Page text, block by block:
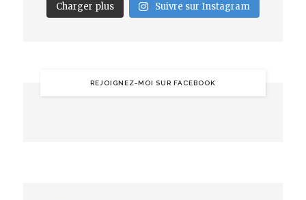
Charger plus Suivre sur Instagram
REJOIGNEZ-MOI SUR FACEBOOK